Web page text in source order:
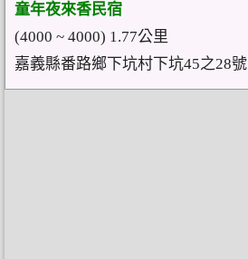
童年夜來香民宿
(4000 ~ 4000) 1.77公里
嘉義縣番路鄉下坑村下坑45之28號